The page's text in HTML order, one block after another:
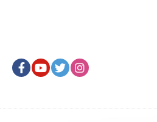
FacebookYoutubeTwitter